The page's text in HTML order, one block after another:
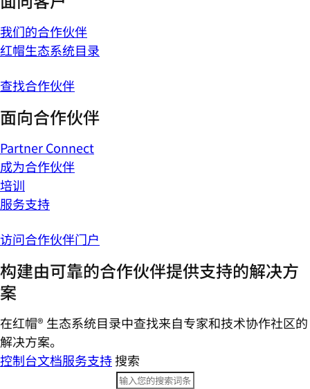
我们的合作伙伴
红帽生态系统目录
查找合作伙伴
面向合作伙伴
Partner Connect
成为合作伙伴
培训
服务支持
访问合作伙伴门户
构建由可靠的合作伙伴提供支持的解决方
案
在红帽® 生态系统目录中查找来自专家和技术协作社区的
解决方案。
控制台文档服务支持搜索